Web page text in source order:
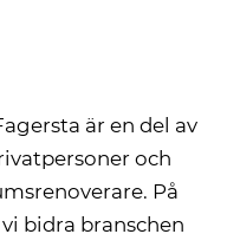
är en del av
och
På
bidra branschen